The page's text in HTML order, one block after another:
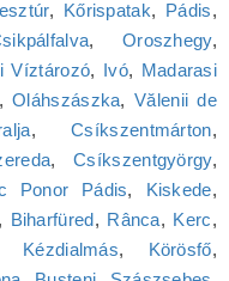
, Kőrispatak, Pádis,
, Oroszhegy,
Víztározó, Ivó, Madarasi
,Oláhszászka, Vălenii de
,Csíkszentmárton,
,Csíkszentgyörgy,
Ponor Pádis, Kiskede,
Biharfüred, Rânca, Kerc,
Kézdialmás, Körösfő,